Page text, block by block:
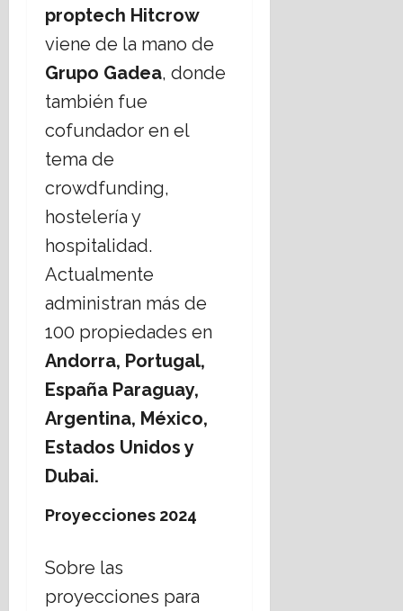
proptech Hitcrow
viene de la mano de
Grupo Gadea, donde
también fue
cofundador en el
tema de
crowdfunding,
hostelería y
hospitalidad.
Actualmente
administran más de
100 propiedades en
Andorra, Portugal,
España Paraguay,
Argentina, México,
Estados Unidos y
Dubai.
Proyecciones 2024
Sobre las
proyecciones para